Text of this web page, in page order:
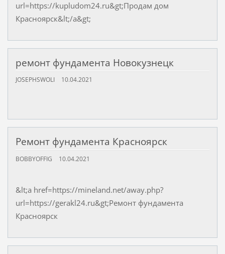
url=https://kupludom24.ru&gt;Продам дом
Красноярск&lt;/a&gt;
ремонт фундамента Новокузнецк
JOSEPHSWOLI 10.04.2021
Ремонт фундамента Красноярск
BOBBYOFFIG 10.04.2021
&lt;a href=https://mineland.net/away.php?
url=https://gerakl24.ru&gt;Ремонт фундамента
Красноярск